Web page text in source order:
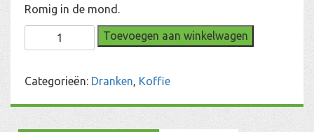
Romig in de mond.
Ana
Toevoegen aan winkelwagen
Categorieën: Dranken, Koffie